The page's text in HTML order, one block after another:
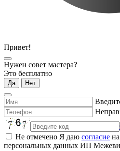
Привет!
Нужен совет мастера?
Это бесплатно
Да Нет
Не отмечено Я даю согласие
персональных данных ИП